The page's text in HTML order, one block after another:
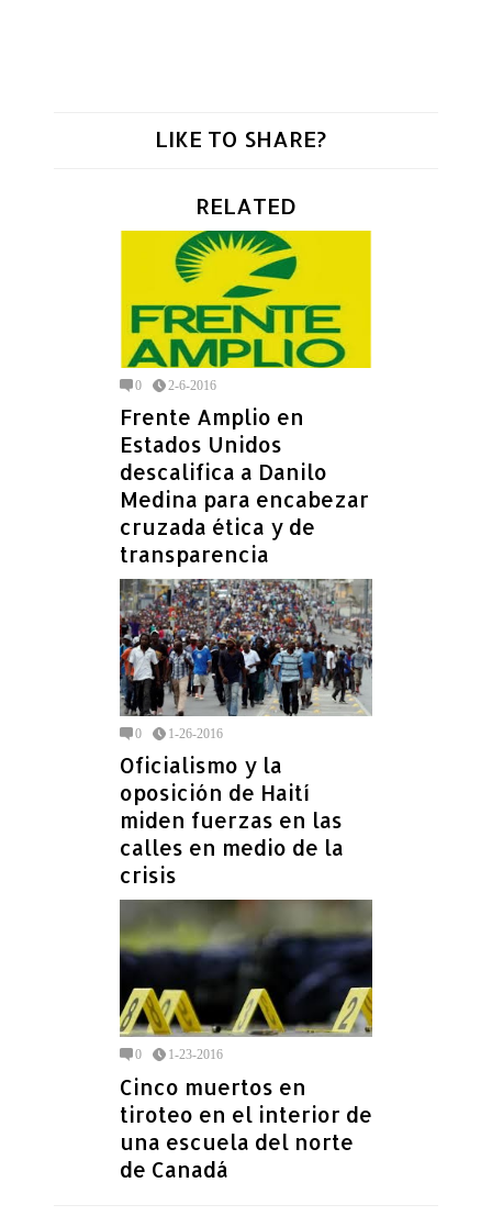
LIKE TO SHARE?
RELATED
0 2-6-2016
Frente Amplio en
Estados Unidos
descalifica a Danilo
Medina para encabezar
cruzada ética y de
transparencia
0 1-26-2016
Oficialismo y la
oposición de Haití
miden fuerzas en las
calles en medio de la
crisis
0 1-23-2016
Cinco muertos en
tiroteo en el interior de
una escuela del norte
de Canadá